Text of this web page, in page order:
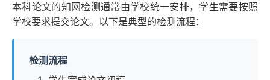
本科论文的知网检测通常由学校统一安排，学生需要按照
学校要求提交论文。以下是典型的检测流程：
检测流程